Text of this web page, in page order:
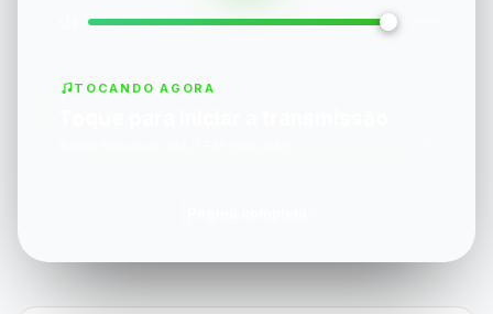
TOCANDO AGORA